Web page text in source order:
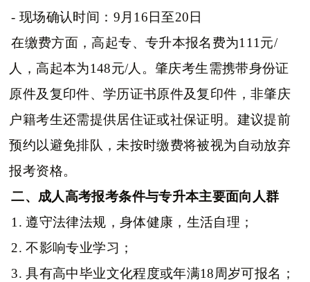
- 现场确认时间：9月16日至20日
在缴费方面，高起专、专升本报名费为111元/
人，高起本为148元/人。肇庆考生需携带身份证
原件及复印件、学历证书原件及复印件，非肇庆
户籍考生还需提供居住证或社保证明。建议提前
预约以避免排队，未按时缴费将被视为自动放弃
报考资格。
二、成人高考报考条件与专升本主要面向人群
1. 遵守法律法规，身体健康，生活自理；
2. 不影响专业学习；
3. 具有高中毕业文化程度或年满18周岁可报名；